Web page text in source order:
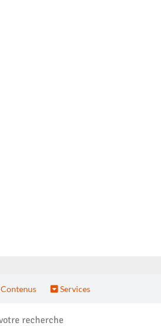
Contenus Services